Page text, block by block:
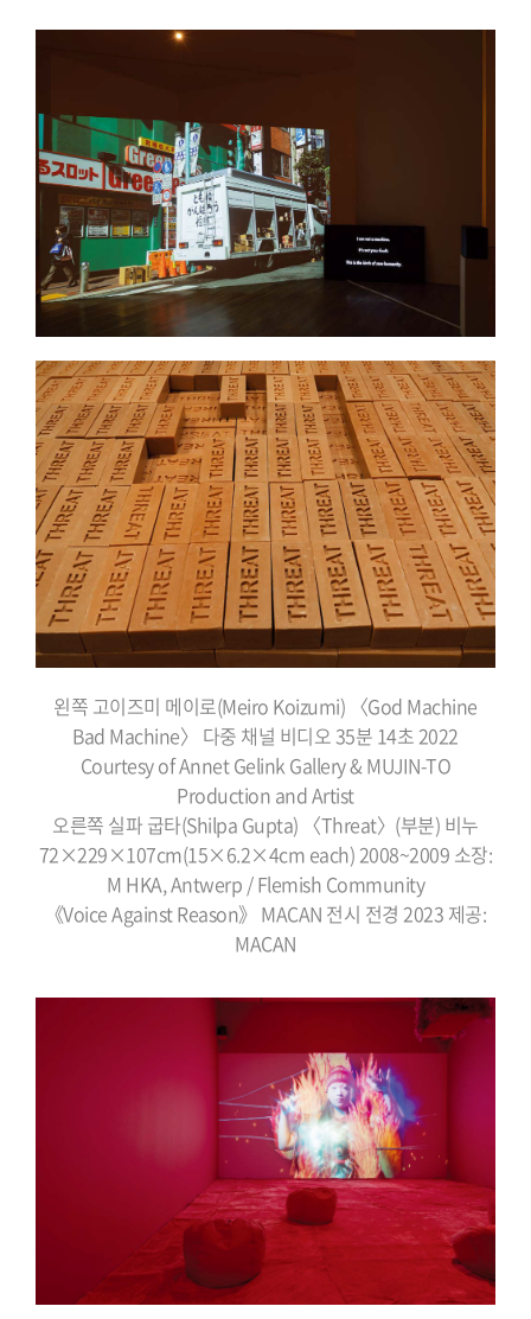
왼쪽 고이즈미 메이로(Meiro Koizumi) 〈God Machine
Bad Machine〉 다중 채널 비디오 35분 14초 2022
Courtesy of Annet Gelink Gallery & MUJIN-TO
Production and Artist
오른쪽 실파 굽타(Shilpa Gupta) 〈Threat〉(부분) 비누
72×229×107cm(15×6.2×4cm each) 2008~2009 소장:
M HKA, Antwerp / Flemish Community
《Voice Against Reason》 MACAN 전시 전경 2023 제공:
MACAN